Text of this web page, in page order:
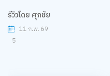
รีวิวโดย ศุภชัย
11 ก.พ. 69
5